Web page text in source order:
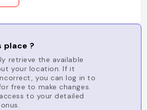
place ?
retrieve the available
your location. If it
you can log in to
free to make changes.
to your detailed